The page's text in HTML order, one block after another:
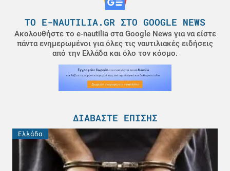
ΤΟ E-NAUTILIA.GR ΣΤΟ GOOGLE NEWS
Ακολουθήστε το e-nautilia στα Google News για να είστε
πάντα ενημερωμένοι για όλες τις ναυτιλιακές ειδήσεις
από την Ελλάδα και όλο τον κόσμο.
ΔΙΑΒΆΣΤΕ ΕΠΊΣΗΣ
Ελλάδα